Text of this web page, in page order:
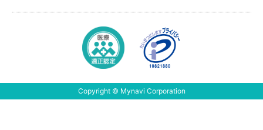
Copyright © Mynavi Corporation